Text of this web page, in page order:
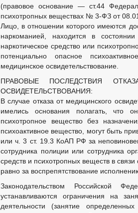
(правовое основание — ст.44
психотропных веществах № 3-ФЗ от
Лицо, в отношении которого имеются
наркоманией, находится в
наркотическое средство или
потенциально опасное
медицинское освидетельствование.
ПРАВОВЫЕ ПОСЛЕДСТВИЯ
ОСВИДЕТЕЛЬСТВОВАНИЯ:
В случае отказа от медицинского
имелись основания полагать, что
психотропное вещество без
психоактивное вещество, могут быть
или ч. 3 ст. 19.3 КоАП РФ за
сотрудника полиции или сотрудника
средств и психотропных веществ в
равно за воспрепятствование
Законодательством Российской
устанавливаются ограничения на
деятельности (занятие